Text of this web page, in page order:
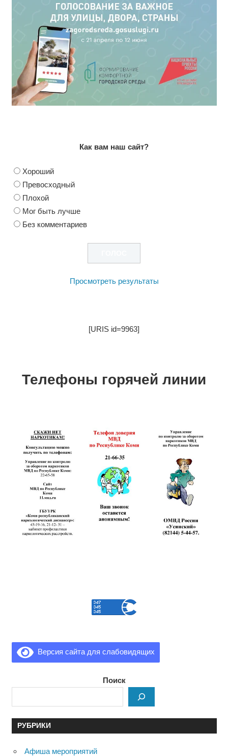
Как вам наш сайт?
Хороший
Превосходный
Плохой
Мог быть лучше
Без комментариев
Просмотреть результаты
[URIS id=9963]
Телефоны горячей линии
Версия сайта для слабовидящих
Поиск
РУБРИКИ
Афиша мероприятий